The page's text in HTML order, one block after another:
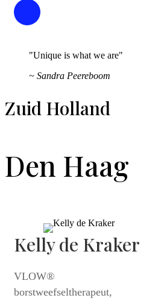
"Unique is what we are"
~ Sandra Peereboom
Zuid Holland
Den Haag
Kelly de Kraker
VLOW®
borstweefseltherapeut,